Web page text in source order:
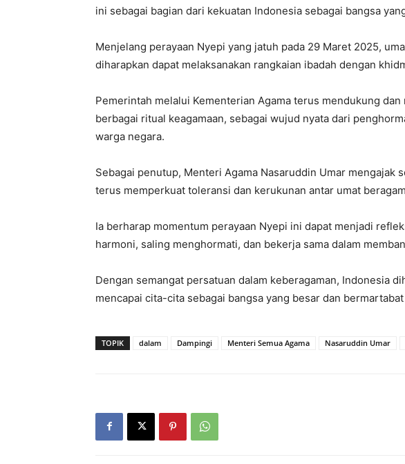
ini sebagai bagian dari kekuatan Indonesia sebagai bangsa
Menjelang perayaan Nyepi yang jatuh pada 29 Maret 2025,
diharapkan dapat melaksanakan rangkaian ibadah dengan
Pemerintah melalui Kementerian Agama terus mendukung
berbagai ritual keagamaan, sebagai wujud nyata dari
warga negara.
Sebagai penutup, Menteri Agama Nasaruddin Umar mengajak
terus memperkuat toleransi dan kerukunan antar umat
Ia berharap momentum perayaan Nyepi ini dapat menjadi
harmoni, saling menghormati, dan bekerja sama dalam
Dengan semangat persatuan dalam keberagaman, Indonesia
mencapai cita-cita sebagai bangsa yang besar dan
TOPIK dalam Dampingi Menteri Semua Agama Nasaruddin Umar